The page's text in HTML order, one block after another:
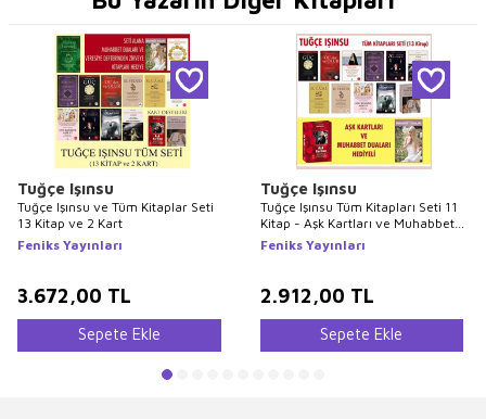
Tuğçe Işınsu
Tuğçe Işınsu ve Tüm Kitaplar Seti
13 Kitap ve 2 Kart
Feniks Yayınları
3.672,00 TL
Sepete Ekle
Tuğçe Işınsu
Tuğçe Işınsu Tüm Kitapları Seti 11
Kitap - Aşk Kartları ve Muhabbet
Duaları Hediyeli
Feniks Yayınları
2.912,00 TL
Sepete Ekle